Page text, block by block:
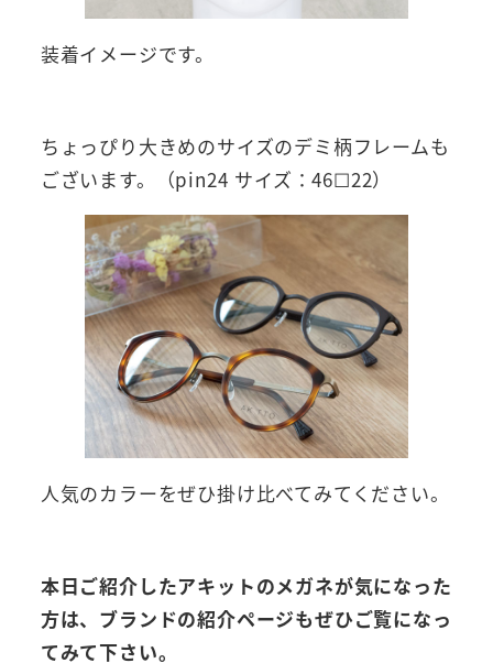
装着イメージです。
ちょっぴり大きめのサイズのデミ柄フレームも
ございます。（pin24 サイズ：46☐22）
人気のカラーをぜひ掛け比べてみてください。
本日ご紹介したアキットのメガネが気になった
方は、ブランドの紹介ページもぜひご覧になっ
てみて下さい。